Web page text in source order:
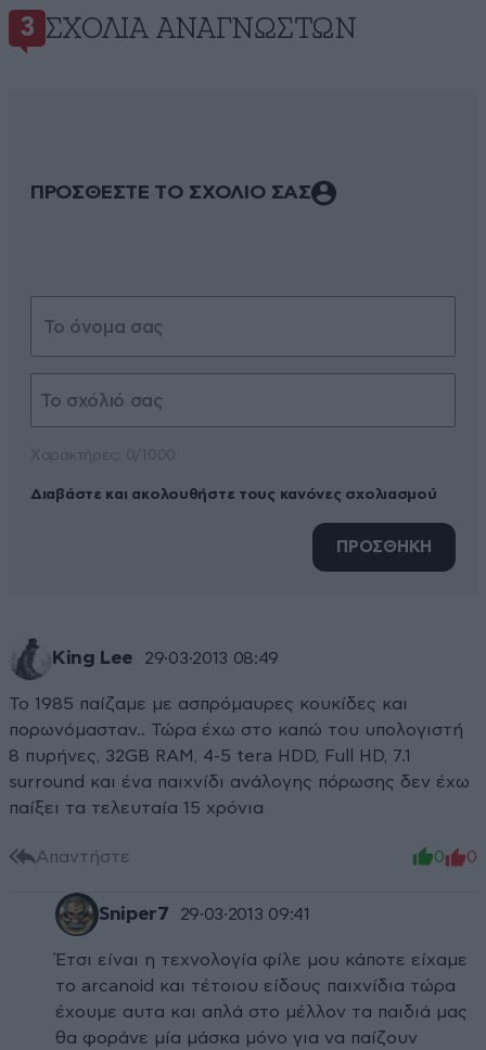
3 ΣΧΌΛΙΑ ΑΝΑΓΝΩΣΤΏΝ
ΠΡΟΣΘΕΣΤΕ ΤΟ ΣΧΟΛΙΟ ΣΑΣ
Διαβάστε και ακολουθήστε τους κανόνες σχολιασμού
ΠΡΟΣΘΗΚΗ
King Lee 29·03·2013 08:49
Το 1985 παίζαμε με ασπρόμαυρες κουκίδες και
πορωνόμασταν.. Τώρα έχω στο καπώ του υπολογιστή
8 πυρήνες, 32GB RAM, 4-5 tera HDD, Full HD, 7.1
surround και ένα παιχνίδι ανάλογης πόρωσης δεν έχω
παίξει τα τελευταία 15 χρόνια
Απαντήστε 0 0
Sniper7 29·03·2013 09:41
Έτσι είναι η τεχνολογία φίλε μου κάποτε είχαμε
το arcanoid και τέτοιου είδους παιχνίδια τώρα
έχουμε αυτα και απλά στο μέλλον τα παιδιά μας
θα φοράνε μία μάσκα μόνο για να παίζουν